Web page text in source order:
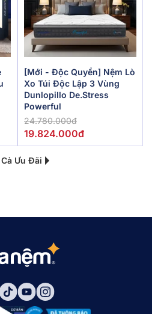
[Mới - Độc Quyền] Nệm Lò
Xo Túi Độc Lập 3 Vùng
Dunlopillo De.Stress
Powerful
24.780.000đ
19.824.000đ
Ưu Đãi